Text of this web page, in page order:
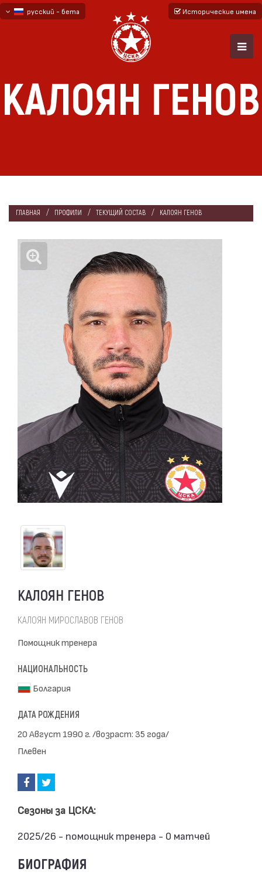
русский - бета
Исторические имена
КАЛОЯН ГЕНОВ
ГЛАВНАЯ ПРОФИЛИ ТЕКУЩИЙ СОСТАВ КАЛОЯН ГЕНОВ
КАЛОЯН ГЕНОВ
КАЛОЯН МИРОСЛАВОВ ГЕНОВ
Помощник тренера
НАЦИОНАЛЬНОСТЬ
Болгария
ДАТА РОЖДЕНИЯ
20 Август 1990 г. /возраст: 35 года/
Плевен
Сезоны за ЦСКА:
2025/26 - помощник тренера - 0 матчей
БИОГРАФИЯ